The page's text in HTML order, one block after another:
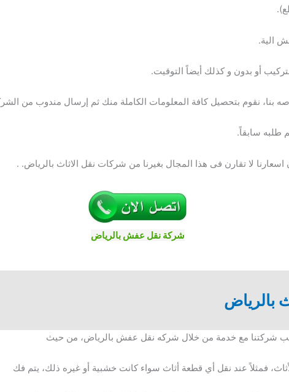
الية.
أو بدون و كذلك أيضاً التوقيت.
بنا، نقوم بتحصيل كافة المعلومات الكاملة منك ثم إرسال مندوب من
طلبه سابقاً.
اسعارنا لا تقارن فى هذا المجال بغيرنا من شركات نقل الاثاث بالرياض. .
شركة نقل عفش بالرياض
بالرياض
شركتنا مع خدمة من خلال شركه نقل عفش بالرياض، من حيث
فمثلاً عند نقل أي قطعة أثاث سواء كانت خشبية أو غيره ذلك، يتم فك